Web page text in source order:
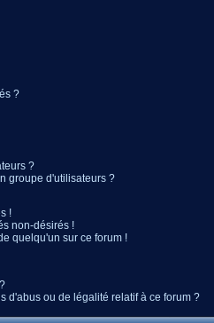
?
?
groupe d'utilisateurs ?
!
non-désirés !
quelqu'un sur ce forum !
d'abus ou de légalité relatif à ce forum ?